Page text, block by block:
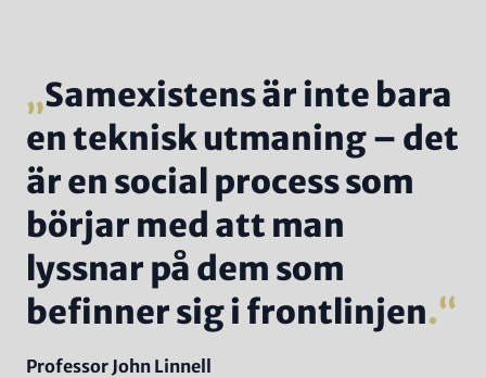
Samexistens är inte bara
en teknisk utmaning – det
är en social process som
börjar med att man
lyssnar på dem som
befinner sig i frontlinjen.
Name
Professor John Linnell